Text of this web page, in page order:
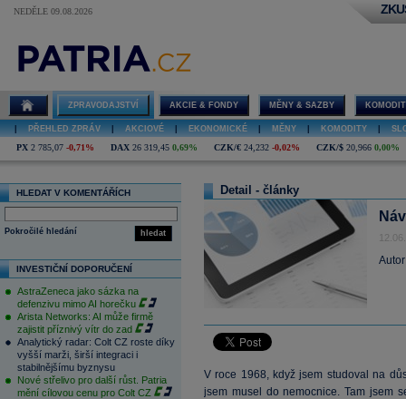
NEDĚLE 09.08.2026
ZPRAVODAJSTVÍ AKCIE & FONDY MĚNY & SAZBY
PŘEHLED ZPRÁV AKCIOVÉ EKONOMICKÉ MĚNY KOMODITY
PX 2 785,07 -0,71% DAX 26 319,45 0,69% CZK/€ 24,232 -0,02% CZK/$ 20,966 0,00%
HLEDAT V KOMENTÁŘÍCH
hledat
Pokročilé hledání
INVESTIČNÍ DOPORUČENÍ
AstraZeneca jako sázka na
defenzivu mimo AI horečku
Arista Networks: AI může firmě
zajistit příznivý vítr do zad
Analytický radar: Colt CZ roste díky
vyšší marži, širší integraci i
stabilnějšímu byznysu
Nové střelivo pro další růst. Patria
mění cílovou cenu pro Colt CZ
Detail - články
V roce 1968, když jsem studoval na
jsem musel do nemocnice. Tam jsem